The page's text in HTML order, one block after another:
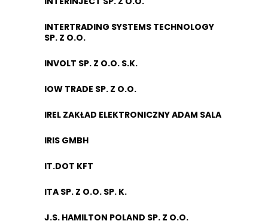
INTERTRADING SYSTEMS TECHNOLOGY
SP. Z O.O.
INVOLT SP. Z O.O. S.K.
IOW TRADE SP. Z O.O.
IREL ZAKŁAD ELEKTRONICZNY ADAM SALA
IRIS GMBH
IT.DOT KFT
ITA SP. Z O.O. SP. K.
J.S. HAMILTON POLAND SP. Z O.O.